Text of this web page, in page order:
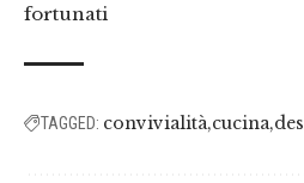
fortunati
TAGGED: convivialità cucina